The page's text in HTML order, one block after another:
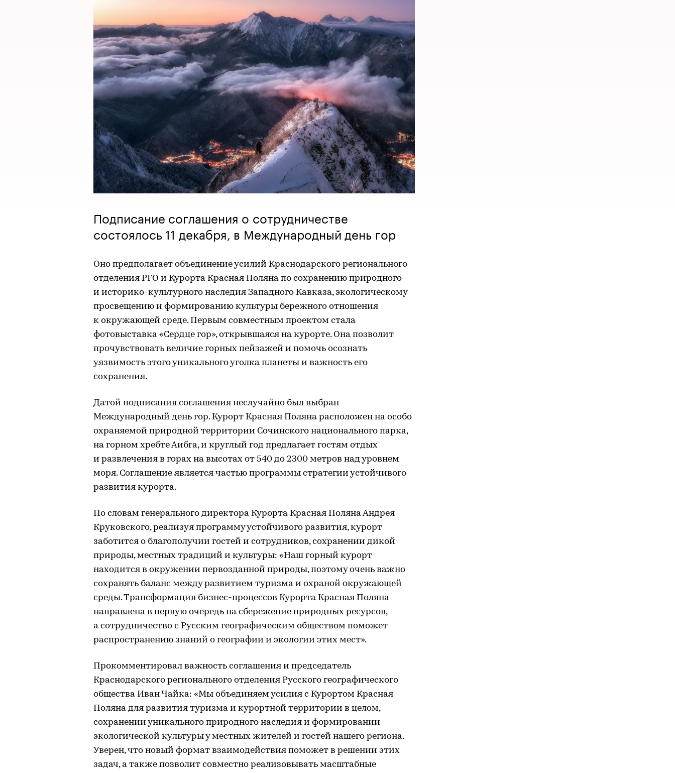
Подписание соглашения о сотрудничестве
состоялось 11 декабря, в Международный день гор
Оно предполагает объединение усилий Краснодарского регионального
отделения РГО и Курорта Красная Поляна по сохранению природного
и историко-культурного наследия Западного Кавказа, экологическому
просвещению и формированию культуры бережного отношения
к окружающей среде. Первым совместным проектом стала
фотовыставка «Сердце гор», открывшаяся на курорте. Она позволит
прочувствовать величие горных пейзажей и помочь осознать
уязвимость этого уникального уголка планеты и важность его
сохранения.
Датой подписания соглашения неслучайно был выбран
Международный день гор. Курорт Красная Поляна расположен на особо
охраняемой природной территории Сочинского национального парка,
на горном хребте Аибга, и круглый год предлагает гостям отдых
и развлечения в горах на высотах от 540 до 2300 метров над уровнем
моря. Соглашение является частью программы стратегии устойчивого
развития курорта.
По словам генерального директора Курорта Красная Поляна Андрея
Круковского, реализуя программу устойчивого развития, курорт
заботится о благополучии гостей и сотрудников, сохранении дикой
природы, местных традиций и культуры: «Наш горный курорт
находится в окружении первозданной природы, поэтому очень важно
сохранять баланс между развитием туризма и охраной окружающей
среды. Трансформация бизнес-процессов Курорта Красная Поляна
направлена в первую очередь на сбережение природных ресурсов,
а сотрудничество с Русским географическим обществом поможет
распространению знаний о географии и экологии этих мест».
Прокомментировал важность соглашения и председатель
Краснодарского регионального отделения Русского географического
общества Иван Чайка: «Мы объединяем усилия с Курортом Красная
Поляна для развития туризма и курортной территории в целом,
сохранении уникального природного наследия и формировании
экологической культуры у местных жителей и гостей нашего региона.
Уверен, что новый формат взаимодействия поможет в решении этих
задач, а также позволит совместно реализовывать масштабные